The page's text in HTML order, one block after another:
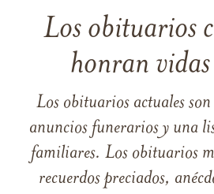
Los obituarios
honran
Los obituarios actuales son
anuncios funerarios y una
familiares. Los obituarios
recuerdos preciados,